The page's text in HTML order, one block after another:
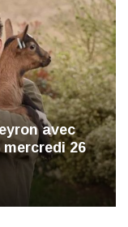
avec
26